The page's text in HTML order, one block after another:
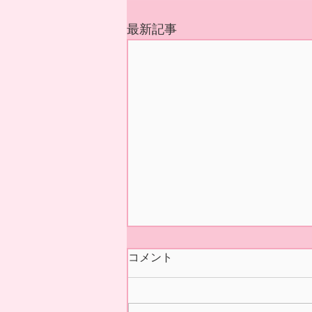
最新記事
今シーズンの営業 終了いた
コメント